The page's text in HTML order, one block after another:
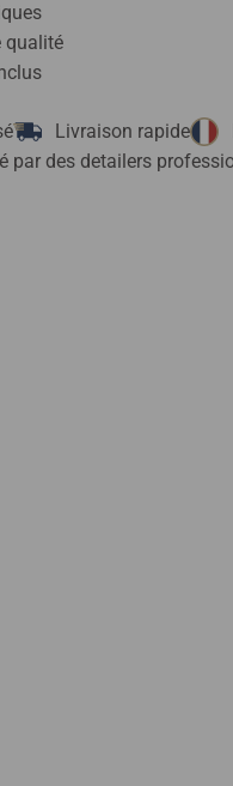
qualité
Livraison rapide
par des detailers